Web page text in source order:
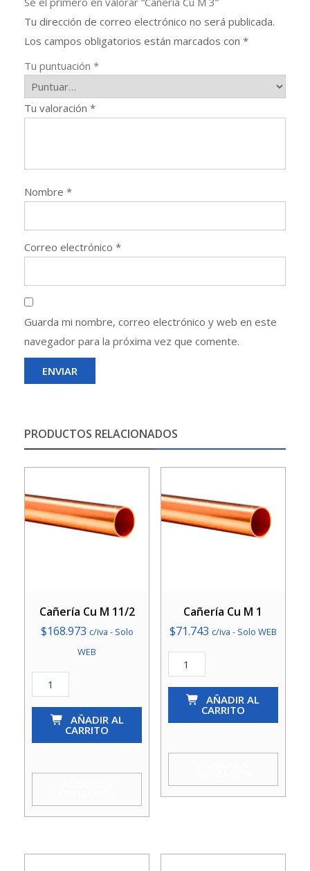
Tu dirección de correo electrónico no será publicada.
Los campos obligatorios están marcados con *
Tu puntuación *
Tu valoración *
Nombre *
Correo electrónico *
Guarda mi nombre, correo electrónico y web en este
navegador para la próxima vez que comente.
PRODUCTOS RELACIONADOS
Cañería Cu M 11/2
$168.973 c/iva - Solo
WEB
Cañería
Cu
AÑADIR AL
CARRITO
Cañería Cu M 1
$71.743 c/iva - Solo WEB
Cañería
Cu
AÑADIR AL
CARRITO